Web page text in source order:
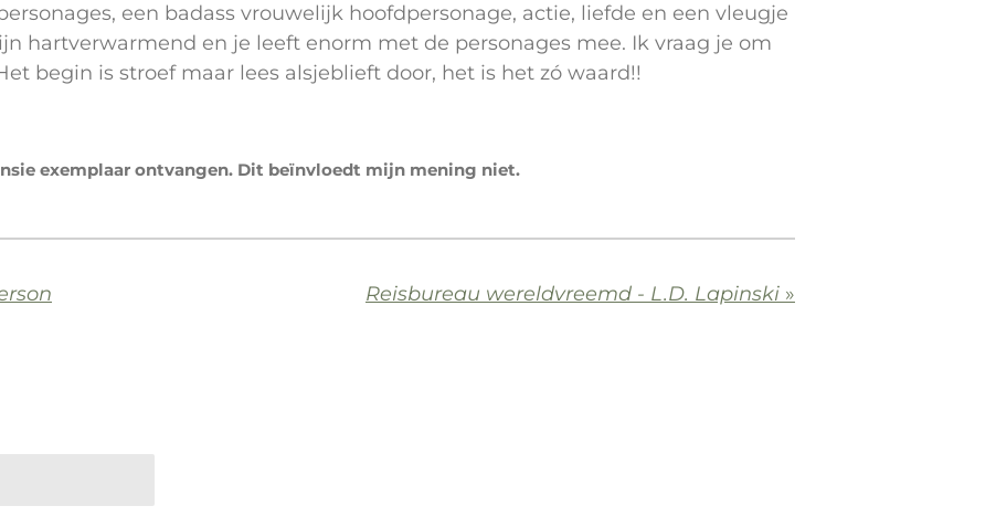
een badass vrouwelijk hoofdpersonage, actie, liefde en een vleugje
hartverwarmend en je leeft enorm met de personages mee. Ik vraag je om
begin is stroef maar lees alsjeblieft door, het is het zó waard!!
exemplaar ontvangen. Dit beïnvloedt mijn mening niet.
Reisbureau wereldvreemd - L.D. Lapinski »